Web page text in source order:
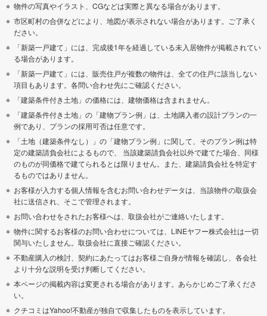
泉南郡田尻町 泉南郡岬町
南河内郡太子町 南河内郡河南町
南河内郡千早赤阪村
物件の写真やイラスト、CGなどは実際と異なる場合があります。
市区町村の合併などにより、地図が表示されない場合があります。ご了承く
ださい。
「新築一戸建て」には、完成後1年を経過している未入居物件が掲載されてい
る場合があります。
「新築一戸建て」には、販売住戸が複数の物件は、全ての住戸に該当しない
項目もあります。各問い合わせ先にご確認ください。
「建築条件付き土地」の価格には、建物価格は含まれません。
「建築条件付き土地」の「建物プラン例」は、土地購入者の設計プランの一
例であり、プランの採用可否は任意です。
「土地（建築条件なし）」の「建物プラン例」に関して、そのプラン例は特
定の建築請負会社によるもので、 当該建築請負会社以外で建てた場合、同様
のものが同価格で建てられるとは限りません。また、建築請負会社を特定す
るものではありません。
お客様が入力する個人情報を含むお問い合わせデータは、当該物件の取扱会
社に送信され、そこで管理されます。
お問い合わせをされたお客様へは、取扱会社がご連絡いたします。
物件に関するお客様のお問い合わせについては、LINEヤフー株式会社は一切
関与いたしません。取扱会社に直接ご確認ください。
不動産購入の検討、契約にあたってはお客様ご自身が情報を確認し、各会社
より十分な説明を受け判断してください。
本ページの掲載内容は変更される場合があります。あらかじめご了承くださ
い。
クチコミはYahoo!不動産が独自で収集したものを表示しています。